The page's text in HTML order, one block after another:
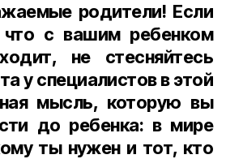
родители! Если
с вашим ребенком
не стесняйтесь
у специалистов в этой
мысль, которую вы
до ребенка: в мире
ты нужен и тот, кто